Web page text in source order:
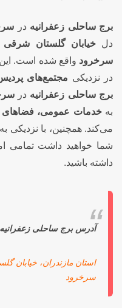
برج ساحلی زعفرانیه در
دلخیابان گلستان شرقی
سرخرود واقع شده است. این
در نزدیکی مجتمع‌های
برج ساحلی زعفرانیه در
بهخدمات عمومی، فضاهای
می‌کند. همچنین، با نزدیکی به
شما خواهید داشت تمامی
داشته باشید.
آدرس برج ساحلی
استان مازندران، خیابان
سرخرود